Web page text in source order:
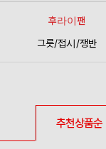
후라이팬
그릇/접시/쟁반
추천상품순